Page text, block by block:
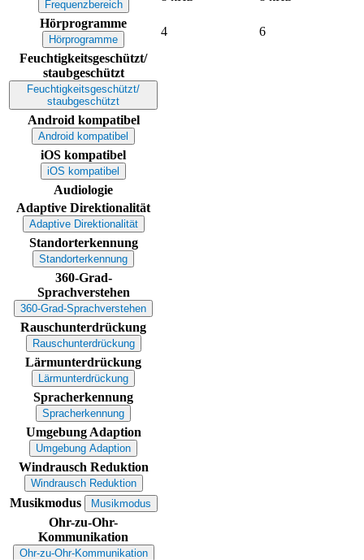
Frequenzbereich
Hörprogramme
Hörprogramme
4
6
Feuchtigkeitsgeschützt/
staubgeschützt
Feuchtigkeitsgeschützt/
staubgeschützt
Android kompatibel
Android kompatibel
iOS kompatibel
iOS kompatibel
Audiologie
Adaptive Direktionalität
Adaptive Direktionalität
Standorterkennung
Standorterkennung
360-Grad-
Sprachverstehen
360-Grad-Sprachverstehen
Rauschunterdrückung
Rauschunterdrückung
Lärmunterdrückung
Lärmunterdrückung
Spracherkennung
Spracherkennung
Umgebung Adaption
Umgebung Adaption
Windrausch Reduktion
Windrausch Reduktion
Musikmodus Musikmodus
Ohr-zu-Ohr-
Kommunikation
Ohr-zu-Ohr-Kommunikation